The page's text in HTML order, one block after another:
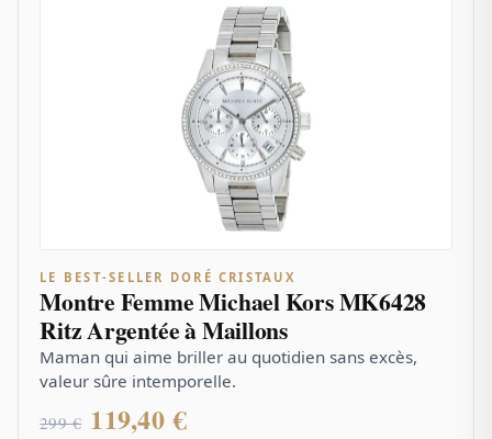
LE BEST-SELLER DORÉ CRISTAUX
Montre Femme Michael Kors MK6428
Ritz Argentée à Maillons
Maman qui aime briller au quotidien sans excès,
valeur sûre intemporelle.
299 € 119,40 €